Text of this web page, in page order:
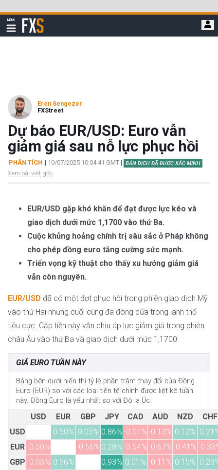
qua
đi
MENU
Hiển
thị
FXStreet
Eren Sengezer
FXStreet
Dự báo EUR/USD: Euro vẫn
giảm giá sau nỗ lực phục hồi
PHÂN TÍCH | 10/07/2025 10:04:41 GMT | BẢN DỊCH ĐÃ ĐƯỢC XÁC MINH
Xem bài viết gốc
EUR/USD gặp khó khăn để đạt được lực kéo và
giao dịch dưới mức 1,1700 vào thứ Ba.
Cuộc khủng hoảng chính trị sâu sắc ở Pháp không
cho phép đồng euro tăng cường sức mạnh.
Triển vọng kỹ thuật cho thấy xu hướng giảm giá
vẫn còn nguyên.
EUR/USD đã có một đợt phục hồi trong phiên giao dịch Mỹ
vào thứ Hai nhưng cuối cùng đã đóng cửa trong lãnh thổ
tiêu cực. Cặp tiền này vẫn chịu áp lực giảm giá trong phiên
châu Âu vào thứ Ba và giao dịch dưới mức 1,1700.
GIÁ EURO TUẦN NÀY
Bảng bên dưới hiển thị tỷ lệ phần trăm thay đổi của Đồng
Euro (EUR) so với các loại tiền tệ chính được liệt kê tuần
này. Đồng Euro là yếu nhất so với Đô la Úc.
USD EUR GBP JPY CAD AUD NZD
CHF
USD
0.50% 0.05% 0.86% -0.01% -0.13% 0.12%
EUR -0.50% -0.56% 0.28% -0.54% -0.67% -0.41% -
GBP -0.05% 0.56% 0.93% 0.01% -0.11% 0.15%